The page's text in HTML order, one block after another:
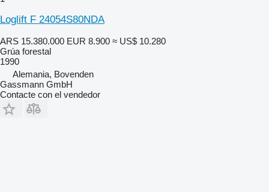
Loglift F 24054S80NDA
ARS 15.380.000 EUR 8.900 ≈ US$ 10.280
Grúa forestal
1990
Alemania, Bovenden
Gassmann GmbH
Contacte con el vendedor